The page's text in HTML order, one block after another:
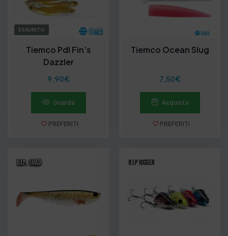
ESAURITO
Tiemco Pdl Fin’s
Dazzler
9,90€
Guarda
PREFERITI
Tiemco Ocean Slug
7,50€
Acquista
PREFERITI